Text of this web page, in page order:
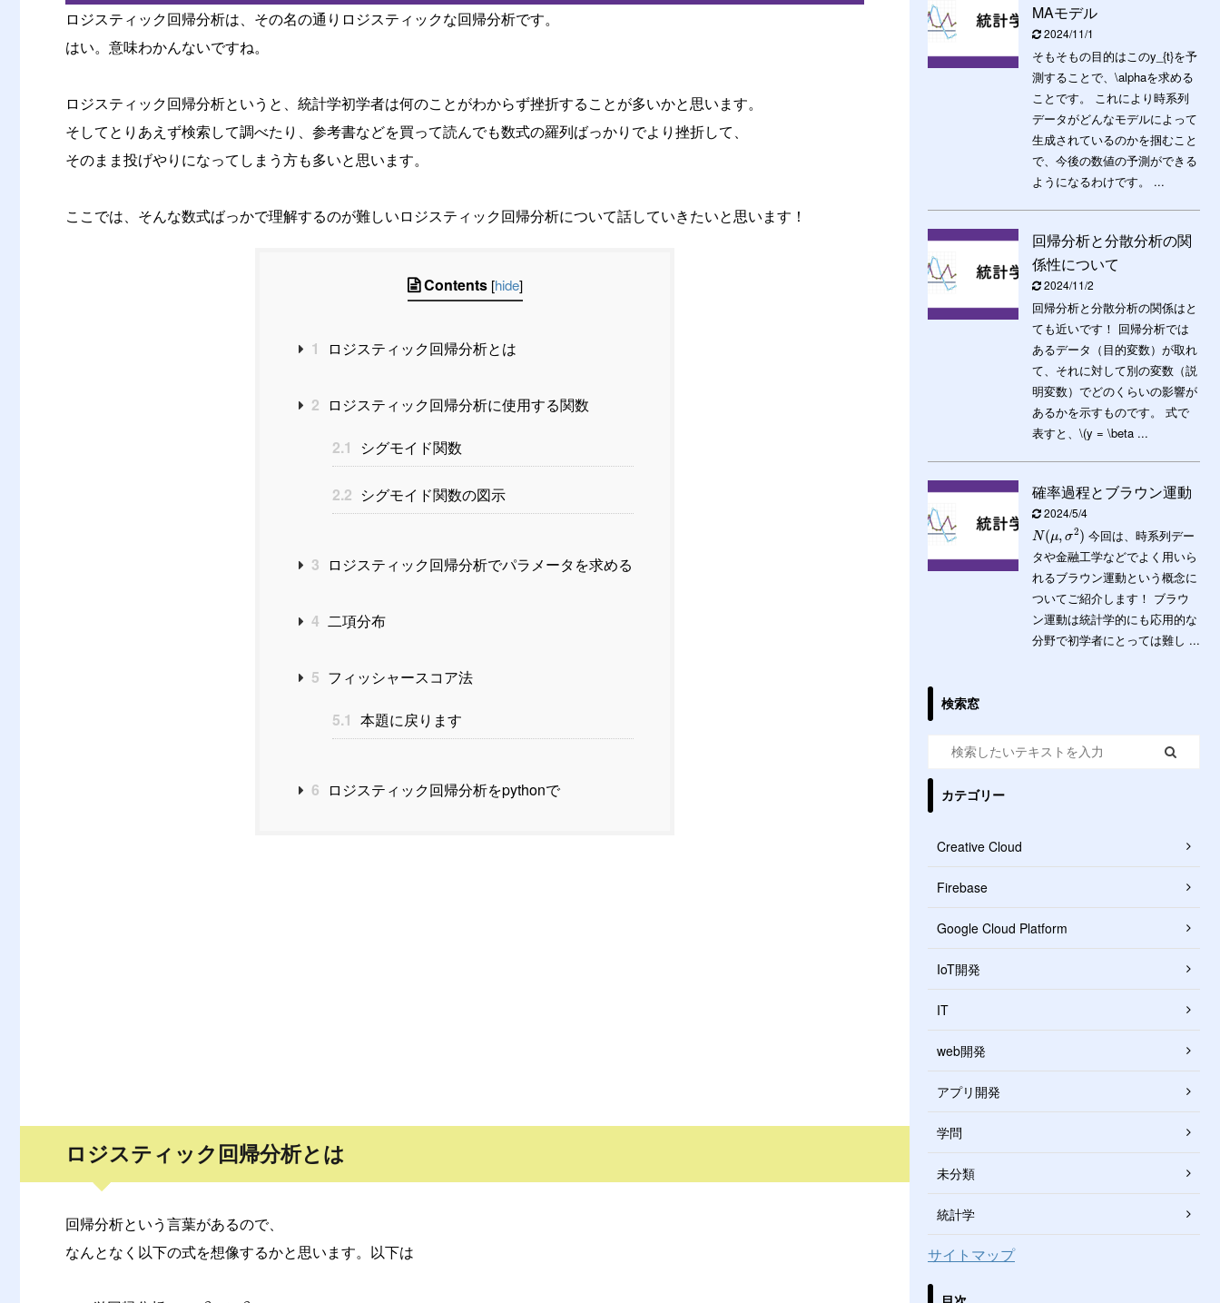
ロジスティック回帰分析は、その名の通りロジスティックな回帰分析です。
はい。意味わかんないですね。
ロジスティック回帰分析というと、統計学初学者は何のことがわからず挫折することが多いかと思います。
そしてとりあえず検索して調べたり、参考書などを買って読んでも数式の羅列ばっかりでより挫折して、
そのまま投げやりになってしまう方も多いと思います。
ここでは、そんな数式ばっかで理解するのが難しいロジスティック回帰分析について話していきたいと思います！
Contents [hide]
1 ロジスティック回帰分析とは
2 ロジスティック回帰分析に使用する関数
2.1 シグモイド関数
2.2 シグモイド関数の図示
3 ロジスティック回帰分析でパラメータを求める
4 二項分布
5 フィッシャースコア法
5.1 本題に戻ります
6 ロジスティック回帰分析をpythonで
ロジスティック回帰分析とは
回帰分析という言葉があるので、
なんとなく以下の式を想像するかと思います。以下は
MAモデル
2024/11/1
そもそもの目的はこのy_{t}を予
測することで、\alphaを求める
ことです。 これにより時系列
データがどんなモデルによって
生成されているのかを掴むこと
で、今後の数値の予測ができる
ようになるわけです。 ...
回帰分析と分散分析の関
係性について
2024/11/2
回帰分析と分散分析の関係はと
ても近いです！ 回帰分析では
あるデータ（目的変数）が取れ
て、それに対して別の変数（説
明変数）でどのくらいの影響が
あるかを示すものです。 式で
表すと、\(y = \beta ...
確率過程とブラウン運動
2024/5/4
N (μ, σ2) 今回は、時系列デー
タや金融工学などでよく用いら
れるブラウン運動という概念に
ついてご紹介します！ ブラウ
ン運動は統計学的にも応用的な
分野で初学者にとっては難し ...
検索窓
カテゴリー
Creative Cloud
Firebase
Google Cloud Platform
IoT開発
IT
web開発
アプリ開発
学問
未分類
統計学
サイトマップ